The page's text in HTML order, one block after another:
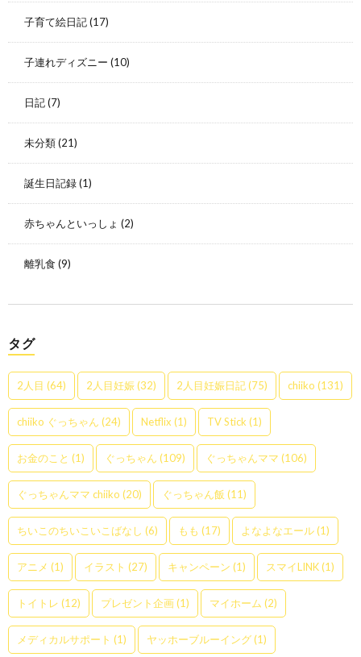
子育て絵日記(17)
子連れディズニー (10)
日記(7)
未分類(21)
誕生日記録(1)
赤ちゃんといっしょ (2)
離乳食 (9)
タグ
2人目 (64) 2人目妊娠(32) 2人目妊娠日記(75) chiiko (131)
chiiko ぐっちゃん (24) Netflix (1) TV Stick(1)
お金のこと (1) ぐっちゃん (109) ぐっちゃんママ (106)
ぐっちゃんママ chiiko (20) ぐっちゃん飯 (11)
ちいこのちいこいこばなし (6) もも (17) よなよなエール(1)
アニメ (1) イラスト (27) キャンペーン (1) スマイLINK(1)
トイトレ (12) プレゼント企画(1) マイホーム (2)
メディカルサポート (1) ヤッホーブルーイング(1)